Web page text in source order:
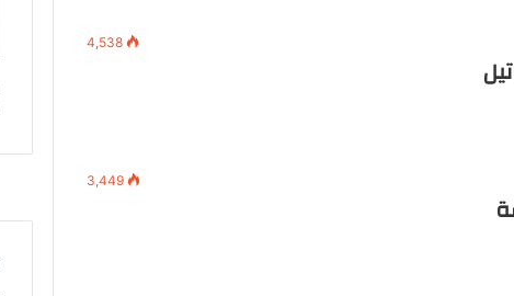
4,538
3,449